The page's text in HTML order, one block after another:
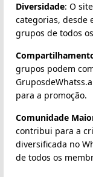
Diversidade: O
categorias, desde
grupos de todos
grupos podem
para a promoção.
Comunidade
contribui para a
diversificada no
de todos os